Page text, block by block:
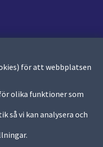
för att webbplatsen
olika funktioner som
så vi kan analysera och